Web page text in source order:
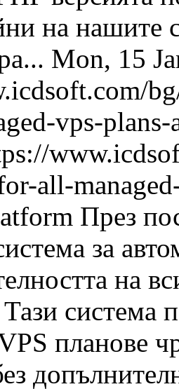
на нашите
Mon, 15
vps-
all-
През
за
на
система
планове